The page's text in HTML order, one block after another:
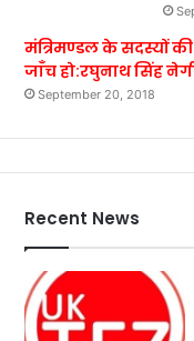
मंत्रिमण्डल के सदस्यों की
जाँच हो:रघुनाथ सिंह
September 20, 2018
Recent News